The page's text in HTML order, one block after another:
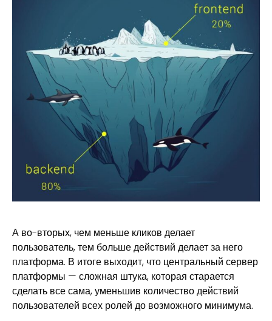
А во-вторых, чем меньше кликов делает
пользователь, тем больше действий делает за него
платформа. В итоге выходит, что центральный сервер
платформы — сложная штука, которая старается
сделать все сама, уменьшив количество действий
пользователей всех ролей до возможного минимума.